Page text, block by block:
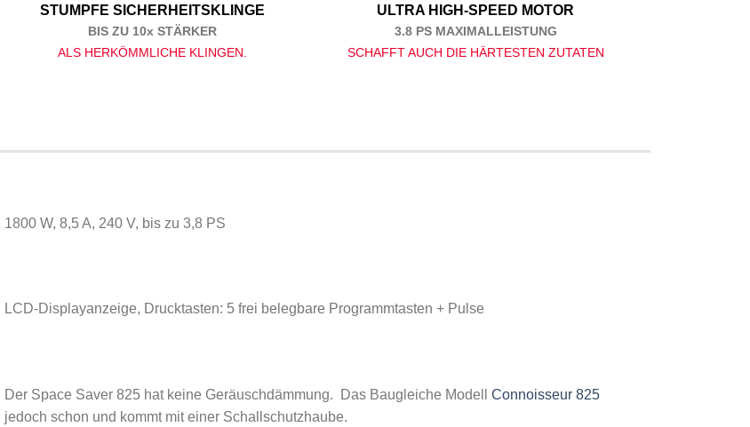
STUMPFE SICHERHEITSKLINGE
BIS ZU 10x STÄRKER
ALS HERKÖMMLICHE KLINGEN.
ULTRA HIGH-SPEED MOTOR
3.8 PS MAXIMALLEISTUNG
SCHAFFT AUCH DIE HÄRTESTEN ZUTATEN
1800 W, 8,5 A, 240 V, bis zu 3,8 PS
LCD-Displayanzeige, Drucktasten: 5 frei belegbare Programmtasten + Pulse
Der Space Saver 825 hat keine Geräuschdämmung. Das Baugleiche ModellConnoisseur 825
jedoch schon und kommt mit einer Schallschutzhaube.